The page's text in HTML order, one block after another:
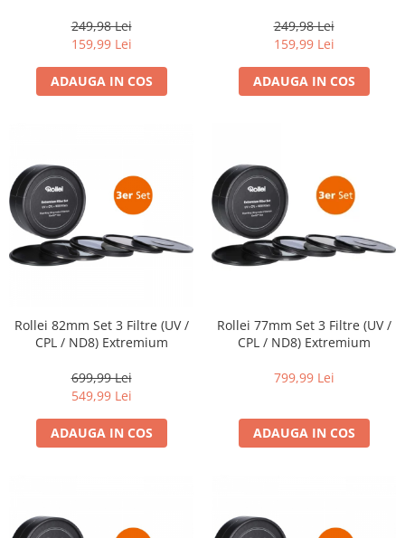
Accesorii Aparate Digitale
Carduri memorie
Telecomenzi
LCD protectie
Recordere audio digitale
Acumulatori si baterii
Acumulatori AA/AAA (R6/R3)) si
incarcatoare
Incarcatoare acumulatori Foto-
Huse protectie acumulatori foto
Tablete grafice
Alimentatoare 220V
249,98 Lei
159,99 Lei
ADAUGA IN COS
249,98 Lei
159,99 Lei
ADAUGA IN COS
Rollei 82mm Set 3 Filtre (UV /
CPL / ND8) Extremium
699,99 Lei
549,99 Lei
ADAUGA IN COS
Rollei 77mm Set 3 Filtre (UV /
CPL / ND8) Extremium
799,99 Lei
ADAUGA IN COS